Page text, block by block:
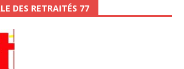
DES RETRAITÉS 77